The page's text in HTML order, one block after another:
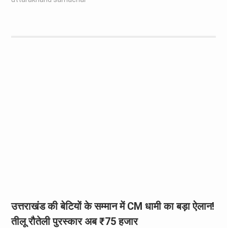
उत्तराखंड की बेटियों के सम्मान में CM धामी का बड़ा ऐलान!
तीलू रौतेली पुरस्कार अब ₹75 हजार